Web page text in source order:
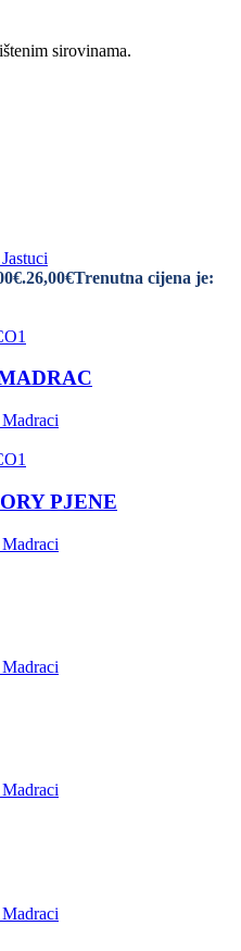
sirovinama.
26,00€Trenutna cijena je:
PJENE